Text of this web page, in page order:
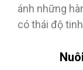
ánh những
có thái độ